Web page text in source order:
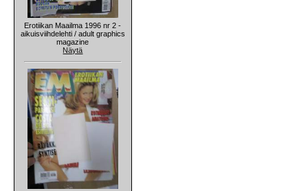
Erotiikan Maailma 1996 nr 2 -
aikuisviihdelehti / adult graphics
magazine
Näytä